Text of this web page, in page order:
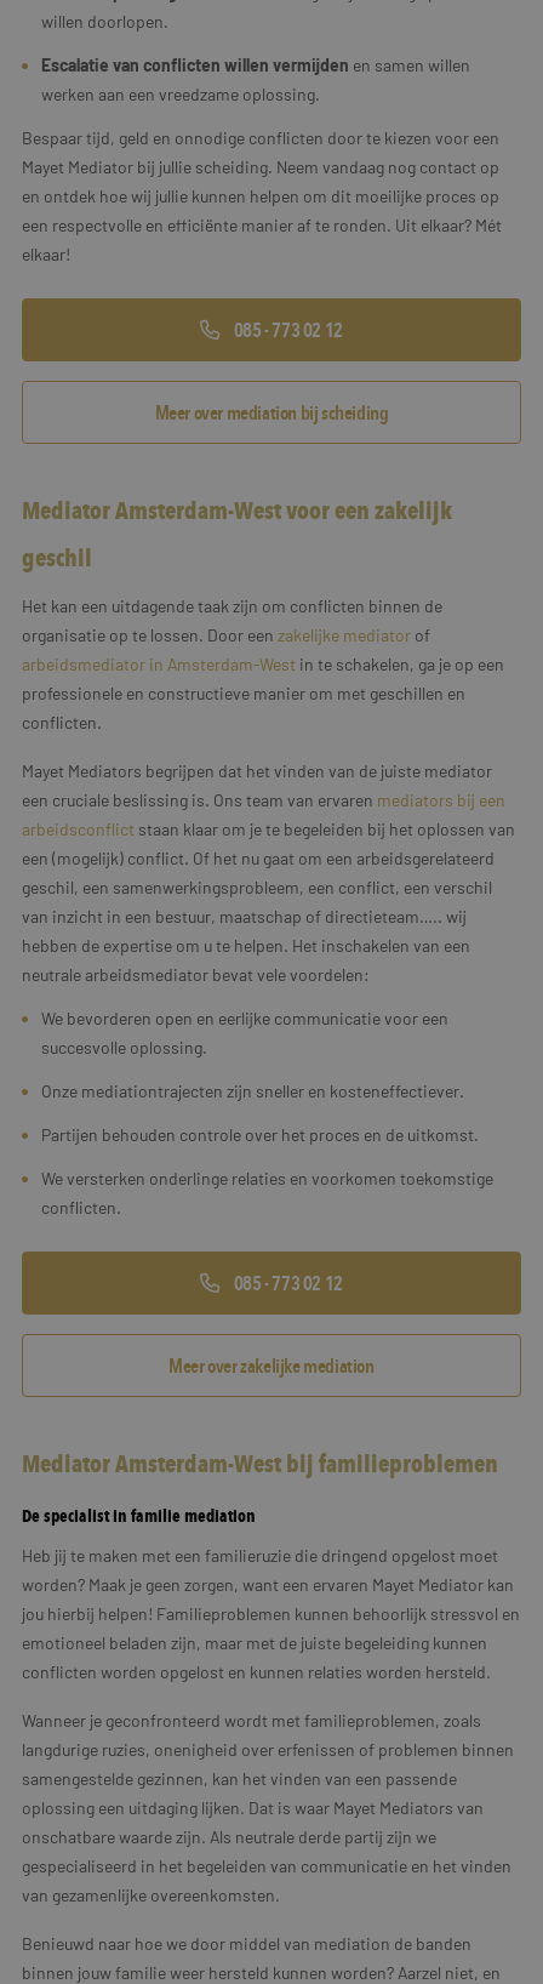
willen doorlopen.
Escalatie van conflicten willen vermijden en samen willen
werken aan een vreedzame oplossing.
Bespaar tijd, geld en onnodige conflicten door te kiezen voor een
Mayet Mediator bij jullie scheiding. Neem vandaag nog contact op
en ontdek hoe wij jullie kunnen helpen om dit moeilijke proces op
een respectvolle en efficiënte manier af te ronden. Uit elkaar? Mét
elkaar!
085 - 773 02 12
Meer over mediation bij scheiding
Mediator Amsterdam-West voor een zakelijk
geschil
Het kan een uitdagende taak zijn om conflicten binnen de
organisatie op te lossen. Door een zakelijke mediator of
arbeidsmediator in Amsterdam-West in te schakelen, ga je op een
professionele en constructieve manier om met geschillen en
conflicten.
Mayet Mediators begrijpen dat het vinden van de juiste mediator
een cruciale beslissing is. Ons team van ervaren mediators bij een
arbeidsconflict staan klaar om je te begeleiden bij het oplossen van
een (mogelijk) conflict. Of het nu gaat om een arbeidsgerelateerd
geschil, een samenwerkingsprobleem, een conflict, een verschil
van inzicht in een bestuur, maatschap of directieteam….. wij
hebben de expertise om u te helpen. Het inschakelen van een
neutrale arbeidsmediator bevat vele voordelen:
We bevorderen open en eerlijke communicatie voor een
succesvolle oplossing.
Onze mediationtrajecten zijn sneller en kosteneffectiever.
Partijen behouden controle over het proces en de uitkomst.
We versterken onderlinge relaties en voorkomen toekomstige
conflicten.
085 - 773 02 12
Meer over zakelijke mediation
Mediator Amsterdam-West bij familieproblemen
De specialist in familie mediation
Heb jij te maken met een familieruzie die dringend opgelost moet
worden? Maak je geen zorgen, want een ervaren Mayet Mediator kan
jou hierbij helpen! Familieproblemen kunnen behoorlijk stressvol en
emotioneel beladen zijn, maar met de juiste begeleiding kunnen
conflicten worden opgelost en kunnen relaties worden hersteld.
Wanneer je geconfronteerd wordt met familieproblemen, zoals
langdurige ruzies, onenigheid over erfenissen of problemen binnen
samengestelde gezinnen, kan het vinden van een passende
oplossing een uitdaging lijken. Dat is waar Mayet Mediators van
onschatbare waarde zijn. Als neutrale derde partij zijn we
gespecialiseerd in het begeleiden van communicatie en het vinden
van gezamenlijke overeenkomsten.
Benieuwd naar hoe we door middel van mediation de banden
binnen jouw familie weer hersteld kunnen worden? Aarzel niet, en